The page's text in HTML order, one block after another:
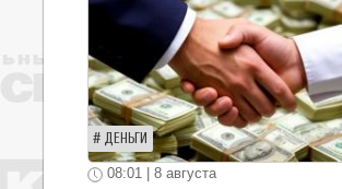
ДЕНЬГИ
08:01 | 8 августа